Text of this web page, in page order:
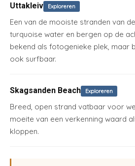
Uttakleiv Exploreren
Een van de mooiste stranden van
turquoise water en bergen op de
bekend als fotogenieke plek, maar
ook surfbaar.
Skagsanden Beach Exploreren
Breed, open strand vatbaar voor
moeite van een verkenning waard
kloppen.